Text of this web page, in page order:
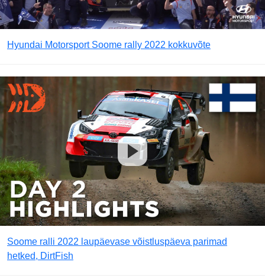
Hyundai Motorsport Soome rally 2022 kokkuvõte
Soome ralli 2022 laupäevase võistluspäeva parimad
hetked, DirtFish